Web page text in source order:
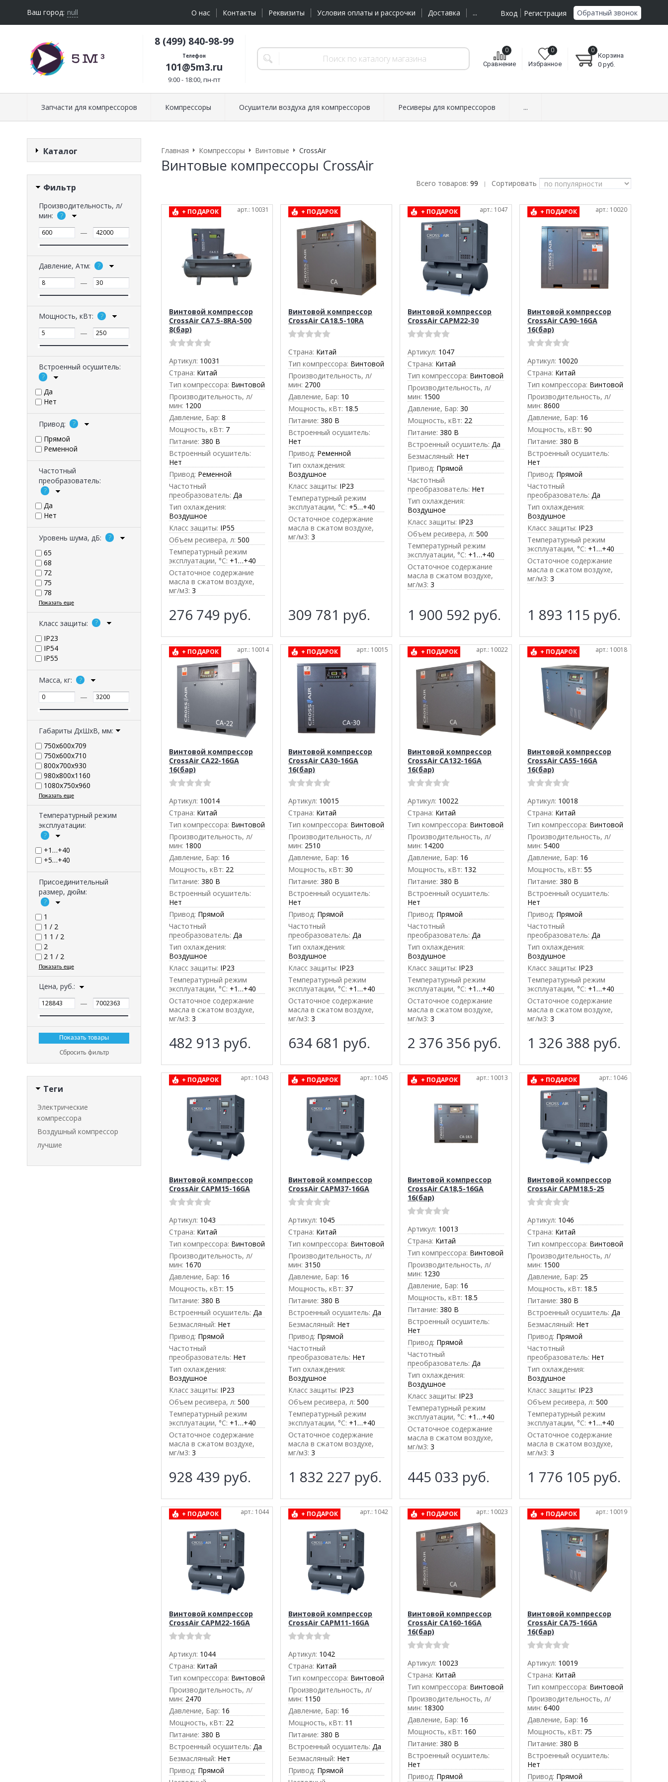
Ваш город: null О нас Контакты Реквизиты Условия оплаты и рассрочки Доставка ... Вход Регистрация Обратный звонок
8 (499) 840-98-99
Телефон
101@5m3.ru
9:00 - 18:00, пн-пт
Сравнение
0
Избранное
0
Корзина
0
0 руб.
Запчасти для компрессоров Компрессоры Осушители воздуха для компрессоров Ресиверы для компрессоров ...
Каталог
Фильтр
Производительность, л/
мин:
—
Давление, Атм:
—
Мощность, кВт:
—
Встроенный осушитель:
Да
Нет
Привод:
Прямой
Ременной
Частотный
преобразователь:
Да
Нет
Уровень шума, дБ:
65
68
72
75
78
Показать еще
Класс защиты:
IP23
IP54
IP55
Масса, кг:
—
Габариты ДхШхВ, мм:
750х600х709
750х600х710
800х700х930
980х800х1160
1080x750x960
Показать еще
Температурный режим
эксплуатации:
+1…+40
+5…+40
Присоединительный
размер, дюйм:
1
1 / 2
1 1 / 2
2
2 1 / 2
Показать еще
Цена, руб.:
—
Сбросить фильтр
Теги
Электрические
компрессора
Воздушный компрессор
лучшие
Главная Компрессоры Винтовые CrossAir
Винтовые компрессоры CrossAir
Всего товаров: 99 | Сортировать
+ ПОДАРОК арт.: 10031
Винтовой компрессор
CrossAir CA7.5-8RA-500
8(бар)
Артикул: 10031
Страна: Китай
Тип компрессора: Винтовой
Производительность, л/
мин: 1200
Давление, Бар: 8
Мощность, кВт: 7
Питание: 380 В
Встроенный осушитель:
Нет
Привод: Ременной
Частотный
преобразователь: Да
Тип охлаждения:
Воздушное
Класс защиты: IP55
Объем ресивера, л: 500
Температурный режим
эксплуатации, °C: +1…+40
Остаточное содержание
масла в сжатом воздухе,
мг/м3: 3
276 749 руб.
+ ПОДАРОК
Винтовой компрессор
CrossAir CA18.5-10RA
Страна: Китай
Тип компрессора: Винтовой
Производительность, л/
мин: 2700
Давление, Бар: 10
Мощность, кВт: 18.5
Питание: 380 В
Встроенный осушитель:
Нет
Привод: Ременной
Тип охлаждения:
Воздушное
Класс защиты: IP23
Температурный режим
эксплуатации, °C: +5…+40
Остаточное содержание
масла в сжатом воздухе,
мг/м3: 3
309 781 руб.
+ ПОДАРОК арт.: 1047
Винтовой компрессор
CrossAir CAPM22-30
Артикул: 1047
Страна: Китай
Тип компрессора: Винтовой
Производительность, л/
мин: 1500
Давление, Бар: 30
Мощность, кВт: 22
Питание: 380 В
Встроенный осушитель: Да
Безмасляный: Нет
Привод: Прямой
Частотный
преобразователь: Нет
Тип охлаждения:
Воздушное
Класс защиты: IP23
Объем ресивера, л: 500
Температурный режим
эксплуатации, °C: +1…+40
Остаточное содержание
масла в сжатом воздухе,
мг/м3: 3
1 900 592 руб.
+ ПОДАРОК арт.: 10020
Винтовой компрессор
CrossAir CA90-16GA
16(бар)
Артикул: 10020
Страна: Китай
Тип компрессора: Винтовой
Производительность, л/
мин: 8600
Давление, Бар: 16
Мощность, кВт: 90
Питание: 380 В
Встроенный осушитель:
Нет
Привод: Прямой
Частотный
преобразователь: Да
Тип охлаждения:
Воздушное
Класс защиты: IP23
Температурный режим
эксплуатации, °C: +1…+40
Остаточное содержание
масла в сжатом воздухе,
мг/м3: 3
1 893 115 руб.
+ ПОДАРОК арт.: 10014
Винтовой компрессор
CrossAir CA22-16GA
16(бар)
Артикул: 10014
Страна: Китай
Тип компрессора: Винтовой
Производительность, л/
мин: 1800
Давление, Бар: 16
Мощность, кВт: 22
Питание: 380 В
Встроенный осушитель:
Нет
Привод: Прямой
Частотный
преобразователь: Да
Тип охлаждения:
Воздушное
Класс защиты: IP23
Температурный режим
эксплуатации, °C: +1…+40
Остаточное содержание
масла в сжатом воздухе,
мг/м3: 3
482 913 руб.
+ ПОДАРОК арт.: 10015
Винтовой компрессор
CrossAir CA30-16GA
16(бар)
Артикул: 10015
Страна: Китай
Тип компрессора: Винтовой
Производительность, л/
мин: 2510
Давление, Бар: 16
Мощность, кВт: 30
Питание: 380 В
Встроенный осушитель:
Нет
Привод: Прямой
Частотный
преобразователь: Да
Тип охлаждения:
Воздушное
Класс защиты: IP23
Температурный режим
эксплуатации, °C: +1…+40
Остаточное содержание
масла в сжатом воздухе,
мг/м3: 3
634 681 руб.
+ ПОДАРОК арт.: 10022
Винтовой компрессор
CrossAir CA132-16GA
16(бар)
Артикул: 10022
Страна: Китай
Тип компрессора: Винтовой
Производительность, л/
мин: 14200
Давление, Бар: 16
Мощность, кВт: 132
Питание: 380 В
Встроенный осушитель:
Нет
Привод: Прямой
Частотный
преобразователь: Да
Тип охлаждения:
Воздушное
Класс защиты: IP23
Температурный режим
эксплуатации, °C: +1…+40
Остаточное содержание
масла в сжатом воздухе,
мг/м3: 3
2 376 356 руб.
+ ПОДАРОК арт.: 10018
Винтовой компрессор
CrossAir CA55-16GA
16(бар)
Артикул: 10018
Страна: Китай
Тип компрессора: Винтовой
Производительность, л/
мин: 5400
Давление, Бар: 16
Мощность, кВт: 55
Питание: 380 В
Встроенный осушитель:
Нет
Привод: Прямой
Частотный
преобразователь: Да
Тип охлаждения:
Воздушное
Класс защиты: IP23
Температурный режим
эксплуатации, °C: +1…+40
Остаточное содержание
масла в сжатом воздухе,
мг/м3: 3
1 326 388 руб.
+ ПОДАРОК арт.: 1043
Винтовой компрессор
CrossAir CAPM15-16GA
Артикул: 1043
Страна: Китай
Тип компрессора: Винтовой
Производительность, л/
мин: 1670
Давление, Бар: 16
Мощность, кВт: 15
Питание: 380 В
Встроенный осушитель: Да
Безмасляный: Нет
Привод: Прямой
Частотный
преобразователь: Нет
Тип охлаждения:
Воздушное
Класс защиты: IP23
Объем ресивера, л: 500
Температурный режим
эксплуатации, °C: +1…+40
Остаточное содержание
масла в сжатом воздухе,
мг/м3: 3
928 439 руб.
+ ПОДАРОК арт.: 1045
Винтовой компрессор
CrossAir CAPМ37-16GA
Артикул: 1045
Страна: Китай
Тип компрессора: Винтовой
Производительность, л/
мин: 3150
Давление, Бар: 16
Мощность, кВт: 37
Питание: 380 В
Встроенный осушитель: Да
Безмасляный: Нет
Привод: Прямой
Частотный
преобразователь: Нет
Тип охлаждения:
Воздушное
Класс защиты: IP23
Объем ресивера, л: 500
Температурный режим
эксплуатации, °C: +1…+40
Остаточное содержание
масла в сжатом воздухе,
мг/м3: 3
1 832 227 руб.
+ ПОДАРОК арт.: 10013
Винтовой компрессор
CrossAir CA18,5-16GA
16(бар)
Артикул: 10013
Страна: Китай
Тип компрессора: Винтовой
Производительность, л/
мин: 1230
Давление, Бар: 16
Мощность, кВт: 18.5
Питание: 380 В
Встроенный осушитель:
Нет
Привод: Прямой
Частотный
преобразователь: Да
Тип охлаждения:
Воздушное
Класс защиты: IP23
Температурный режим
эксплуатации, °C: +1…+40
Остаточное содержание
масла в сжатом воздухе,
мг/м3: 3
445 033 руб.
+ ПОДАРОК арт.: 1046
Винтовой компрессор
CrossAir CAPM18.5-25
Артикул: 1046
Страна: Китай
Тип компрессора: Винтовой
Производительность, л/
мин: 1500
Давление, Бар: 25
Мощность, кВт: 18.5
Питание: 380 В
Встроенный осушитель: Да
Безмасляный: Нет
Привод: Прямой
Частотный
преобразователь: Нет
Тип охлаждения:
Воздушное
Класс защиты: IP23
Объем ресивера, л: 500
Температурный режим
эксплуатации, °C: +1…+40
Остаточное содержание
масла в сжатом воздухе,
мг/м3: 3
1 776 105 руб.
+ ПОДАРОК арт.: 1044
Винтовой компрессор
CrossAir CAPМ22-16GA
Артикул: 1044
Страна: Китай
Тип компрессора: Винтовой
Производительность, л/
мин: 2470
Давление, Бар: 16
Мощность, кВт: 22
Питание: 380 В
Встроенный осушитель: Да
Безмасляный: Нет
Привод: Прямой
+ ПОДАРОК арт.: 1042
Винтовой компрессор
CrossAir CAPМ11-16GA
Артикул: 1042
Страна: Китай
Тип компрессора: Винтовой
Производительность, л/
мин: 1150
Давление, Бар: 16
Мощность, кВт: 11
Питание: 380 В
Встроенный осушитель: Да
Безмасляный: Нет
Привод: Прямой
+ ПОДАРОК арт.: 10023
Винтовой компрессор
CrossAir CA160-16GA
16(бар)
Артикул: 10023
Страна: Китай
Тип компрессора: Винтовой
Производительность, л/
мин: 18300
Давление, Бар: 16
Мощность, кВт: 160
Питание: 380 В
Встроенный осушитель:
Нет
Привод: Прямой
+ ПОДАРОК арт.: 10019
Винтовой компрессор
CrossAir CA75-16GA
16(бар)
Артикул: 10019
Страна: Китай
Тип компрессора: Винтовой
Производительность, л/
мин: 6400
Давление, Бар: 16
Мощность, кВт: 75
Питание: 380 В
Встроенный осушитель:
Нет
Привод: Прямой